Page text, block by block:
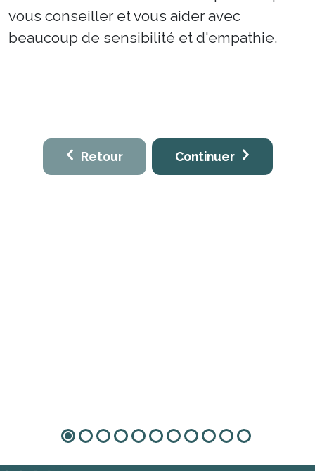
vous conseiller et vous aider avec
beaucoup de sensibilité et d'empathie.
Retour Continuer